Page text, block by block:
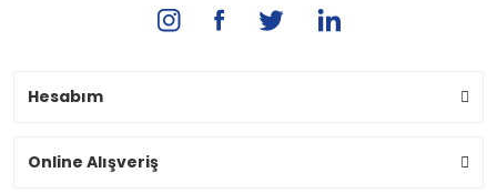
Hesabım
Online Alışveriş